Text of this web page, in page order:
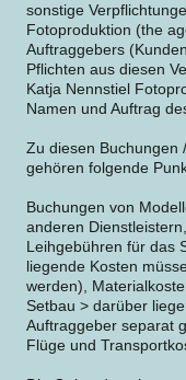
sonstige
Fotoproduktion (the
Auftraggebers
Pflichten aus diesen
Katja Nennstiel
Namen und Auftrag
Zu diesen Buchungen
gehören folgende
Buchungen von
anderen
Leihgebühren für das
liegende Kosten
werden),
Setbau > darüber
Auftraggeber separat
Flüge und